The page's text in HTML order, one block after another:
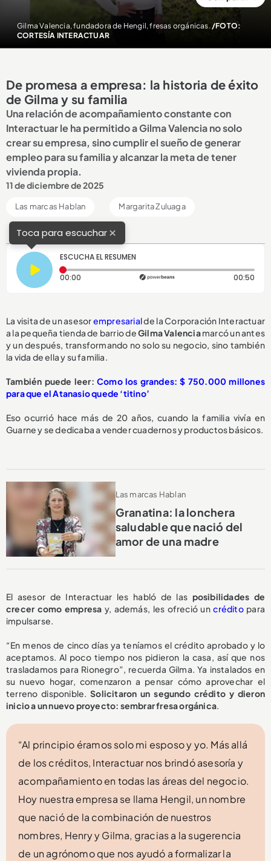
Gilma Valencia, fundadora de Hengil, fresas orgánicas. /FOTO:
CORTESÍA INTERACTUAR
De promesa a empresa: la historia de éxito
de Gilma y su familia
Una relación de acompañamiento constante con
Interactuar le ha permitido a Gilma Valencia no solo
crear su empresa, sino cumplir el sueño de generar
empleo para su familia y alcanzar la meta de tener
vivienda propia.
11 de diciembre de 2025
Las marcas Hablan Margarita Zuluaga
Toca para escuchar×
ESCUCHA EL RESUMEN
00:00 Tiempo transcurrido: 0 segundos 00:50
La visita de un asesorempresarialde la Corporación Interactuar
a la pequeña tienda de barrio deGilma Valenciamarcó un antes
y un después, transformando no solo su negocio, sino también
la vida de ella y su familia.
También puede leer: Como los grandes: $ 750.000 millones
para que el Atanasio quede ‘titino’
Eso ocurrió hace más de 20 años, cuando la familia vivía en
Guarne y se dedicaba a vender cuadernos y productos básicos.
Las marcas Hablan
Granatina: la lonchera
saludable que nació del
amor de una madre
El asesor de Interactuar les habló de las posibilidades de
crecer como empresa y, además, les ofreció uncréditopara
impulsarse.
“En menos de cinco días ya teníamos el crédito aprobado y lo
aceptamos. Al poco tiempo nos pidieron la casa, así que nos
trasladamos para Rionegro”, recuerda Gilma. Ya instalados en
su nuevo hogar, comenzaron a pensar cómo aprovechar el
terreno disponible.Solicitaron un segundo crédito y dieron
inicio a un nuevo proyecto: sembrar fresa orgánica.
“Al principio éramos solo mi esposo y yo. Más allá
de los créditos, Interactuar nos brindó asesoría y
acompañamiento en todas las áreas del negocio.
Hoy nuestra empresa se llama Hengil, un nombre
que nació de la combinación de nuestros
nombres, Henry y Gilma, gracias a la sugerencia
de un agrónomo que nos ayudó a formalizar la